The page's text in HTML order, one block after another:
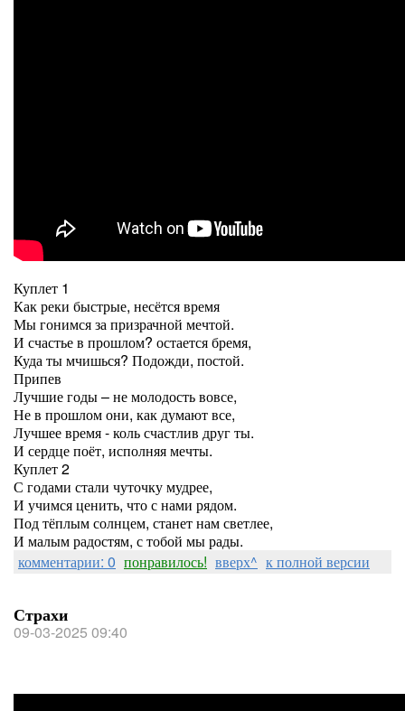
Куплет 1
Как реки быстрые, несётся время
Мы гонимся за призрачной мечтой.
И счастье в прошлом? остается бремя,
Куда ты мчишься? Подожди, постой.
Припев
Лучшие годы – не молодость вовсе,
Не в прошлом они, как думают все,
Лучшее время - коль счастлив друг ты.
И сердце поёт, исполняя мечты.
Куплет 2
С годами стали чуточку мудрее,
И учимся ценить, что с нами рядом.
Под тёплым солнцем, станет нам светлее,
И малым радостям, с тобой мы рады.
комментарии: 0 понравилось! вверх^ к полной версии
Страхи
09-03-2025 09:40